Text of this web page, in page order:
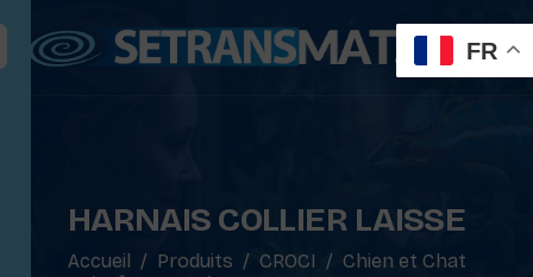
HARNAIS COLLIER LAISSE
Accueil Produits CROCI
Chien et Chat
FR